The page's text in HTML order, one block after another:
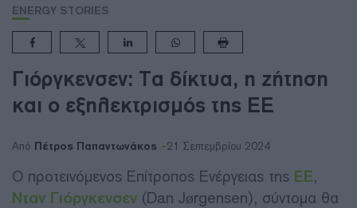
ENERGY STORIES
Γιόργκενσεν: Τα δίκτυα, η ζήτηση
και ο εξηλεκτρισμός της ΕΕ
Από Πέτρος Παπαντωνάκος 21 Σεπτεμβρίου 2024
Ο προτεινόμενος Επίτροπος Ενέργειας της ΕΕ,
Νταν Γιόργκενσεν (Dan Jørgensen), σύντομα θα